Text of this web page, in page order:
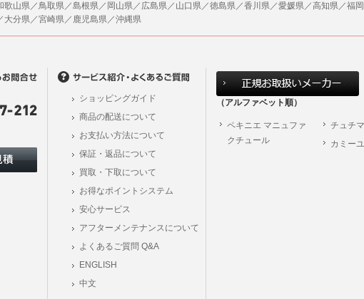
歌山県／鳥取県／島根県／岡山県／広島県／山口県／徳島県／香川県／愛媛県／高知県／福
大分県／宮崎県／鹿児島県／沖縄県
（アルファベット順）
ペキニエ マニュファ
クチュール
チュチマ
カミー
ショッピングガイド
商品の配送について
お支払い方法について
保証・返品について
買取・下取について
お得なポイントシステム
安心サービス
アフターメンテナンスについて
よくあるご質問 Q&A
ENGLISH
中文